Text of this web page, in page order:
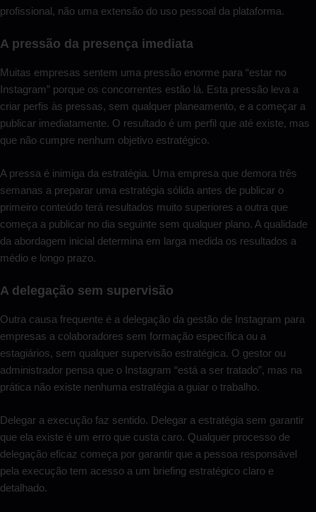
profissional, não uma extensão do uso pessoal da plataforma.
A pressão da presença imediata
Muitas empresas sentem uma pressão enorme para “estar no
Instagram” porque os concorrentes estão lá. Esta pressão leva a
criar perfis às pressas, sem qualquer planeamento, e a começar a
publicar imediatamente. O resultado é um perfil que até existe, mas
que não cumpre nenhum objetivo estratégico.
A pressa é inimiga da estratégia. Uma empresa que demora três
semanas a preparar uma estratégia sólida antes de publicar o
primeiro conteúdo terá resultados muito superiores a outra que
começa a publicar no dia seguinte sem qualquer plano. A qualidade
da abordagem inicial determina em larga medida os resultados a
médio e longo prazo.
A delegação sem supervisão
Outra causa frequente é a delegação da gestão de Instagram para
empresas a colaboradores sem formação específica ou a
estagiários, sem qualquer supervisão estratégica. O gestor ou
administrador pensa que o Instagram “está a ser tratado”, mas na
prática não existe nenhuma estratégia a guiar o trabalho.
Delegar a execução faz sentido. Delegar a estratégia sem garantir
que ela existe é um erro que custa caro. Qualquer processo de
delegação eficaz começa por garantir que a pessoa responsável
pela execução tem acesso a um briefing estratégico claro e
detalhado.